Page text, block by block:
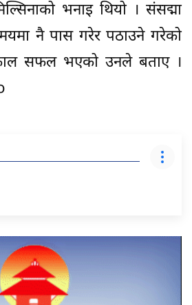
भनाइ थियो । संसद्मा
नै पास गरेर पठाउने गरेको
सफल भएको उनले बताए ।